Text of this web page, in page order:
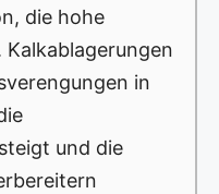
die hohe
in
und die